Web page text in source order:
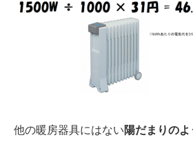
他の暖房器具にはない陽だまりの